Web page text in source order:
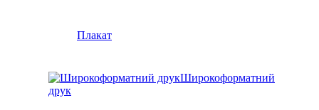
Плакат
Широкоформатний
друк